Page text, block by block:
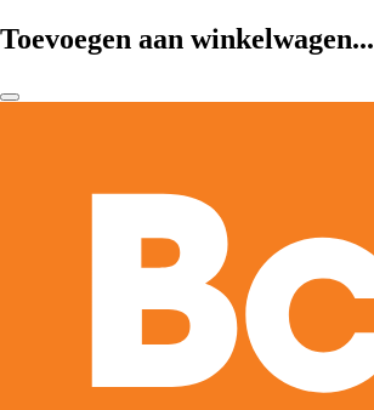
Toevoegen aan winkelwagen...